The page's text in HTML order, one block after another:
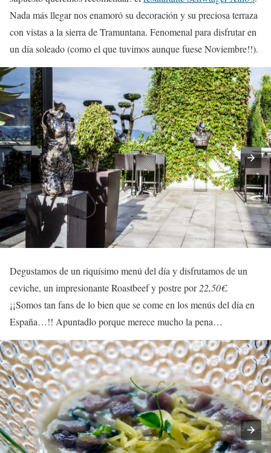
Nada más llegar nos enamoró su decoración y su preciosa terraza
con vistas a la sierra de Tramuntana. Fenomenal para disfrutar en
un día soleado (como el que tuvimos aunque fuese Noviembre!!).
Degustamos de un riquísimo menú del día y disfrutamos de un
ceviche, un impresionante Roastbeef y postre por22,50€.
¡¡Somos tan fans de lo bien que se come en los menús del día en
España…!! Apuntadlo porque merece mucho la pena…